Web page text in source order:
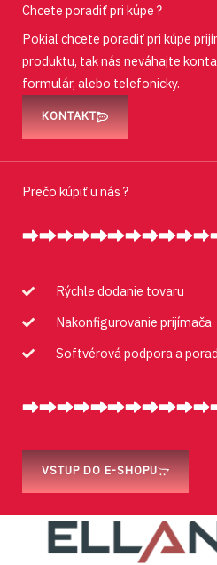
Chcete poradiť pri kúpe ?
Pokiaľ chcete poradiť pri kúpe
produktu, tak nás neváhajte
formulár, alebo telefonicky.
KONTAKT
Prečo kúpiť u nás ?
Rýchle dodanie tovaru
Nakonfigurovanie prijímača
Softvérová podpora a
VSTUP DO E-SHOPU